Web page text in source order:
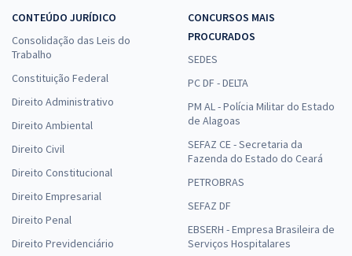
CONTEÚDO JURÍDICO
Consolidação das Leis do
Trabalho
Constituição Federal
Direito Administrativo
Direito Ambiental
Direito Civil
Direito Constitucional
Direito Empresarial
Direito Penal
Direito Previdenciário
CONCURSOS MAIS
PROCURADOS
SEDES
PC DF - DELTA
PM AL - Polícia Militar do Estado
de Alagoas
SEFAZ CE - Secretaria da
Fazenda do Estado do Ceará
PETROBRAS
SEFAZ DF
EBSERH - Empresa Brasileira de
Serviços Hospitalares